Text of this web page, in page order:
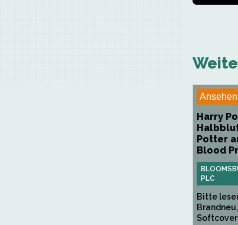
Ansehen
Harry
Potter
Blood
PLC
Bitte